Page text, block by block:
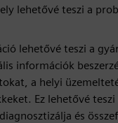
lehetővé teszi a
lehetővé teszi a
információk
a helyi
Ez lehetővé
és